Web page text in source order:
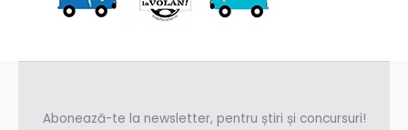
Abonează-te la newsletter, pentru știri și concursuri!